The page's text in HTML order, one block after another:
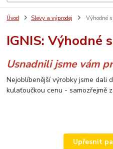
Úvod Slevy a výprodej Výhodné
IGNIS: Výhodné
Usnadnili jsme vám
Nejoblíbenější výrobky jsme dali
kulaťoučkou cenu - samozřejmě
Upřesnit